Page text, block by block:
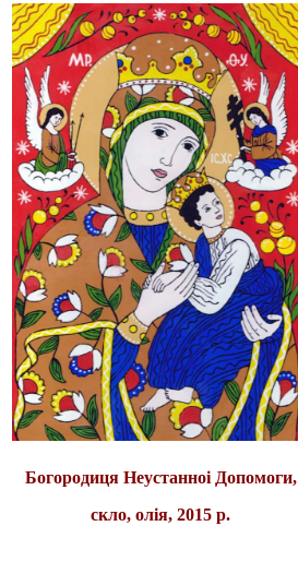
Богородиця Неустанноi Допомоги,
скло, олiя, 2015 р.